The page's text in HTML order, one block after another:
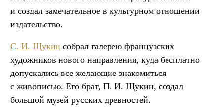
и создал замечательное в культурном отношении
издательство.
С. И. Щукин собрал галерею французских
художников нового направления, куда бесплатно
допускались все желающие знакомиться
с живописью. Его брат, П. И. Щукин, создал
большой музей русских древностей.